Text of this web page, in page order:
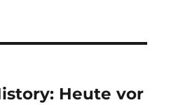
Heute vor